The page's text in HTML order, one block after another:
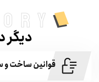
دیگر
قوانین ساخت و